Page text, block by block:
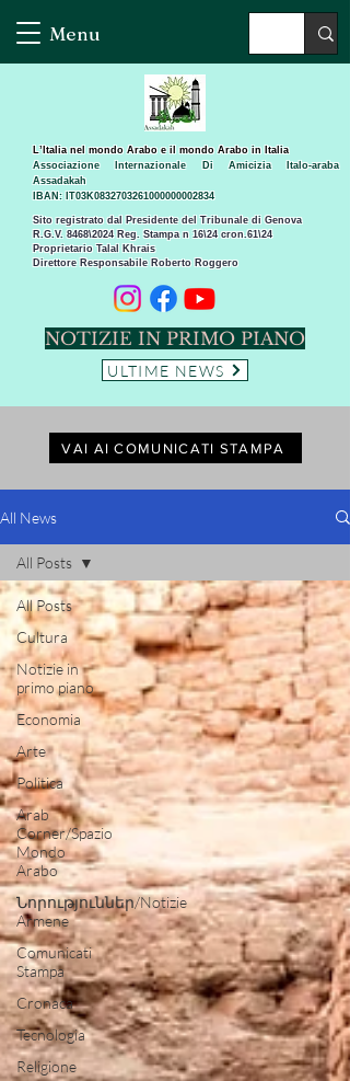
Menu
Sito registrato dal Presidente del Tribunale di Genova
R.G.V. 8468\2024 Reg. Stampa n 16\24 cron.61\24 ​
Proprietario Talal Khrais
Direttore Responsabile Roberto Roggero
L’Italia nel mondo Arabo e il mondo Arabo in Italia
Associazione Internazionale Di Amicizia Italo-araba
Assadakah
IBAN: IT03K0832703261000000002834
NOTIZIE IN PRIMO PIANO
ULTIME NEWS
VAI AI COMUNICATI STAMPA
All News
All Posts
Cultura
Notizie in
primo piano
Economia
Arte
Politica
Arab
Corner/Spazio
Mondo
Arabo
Նորություններ/Notizie
Armene
Comunicati
Stampa
Cronaca
Tecnologia
Religione
All Posts